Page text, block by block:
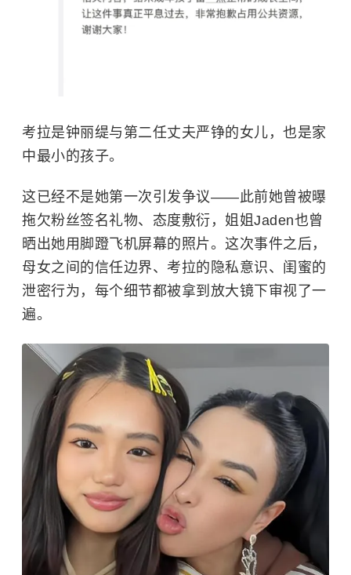
考拉是钟丽缇与第二任丈夫严铮的女儿，也是家
中最小的孩子。
这已经不是她第一次引发争议——此前她曾被曝
拖欠粉丝签名礼物、态度敷衍，姐姐Jaden也曾
晒出她用脚蹬飞机屏幕的照片。这次事件之后，
母女之间的信任边界、考拉的隐私意识、闺蜜的
泄密行为，每个细节都被拿到放大镜下审视了一
遍。